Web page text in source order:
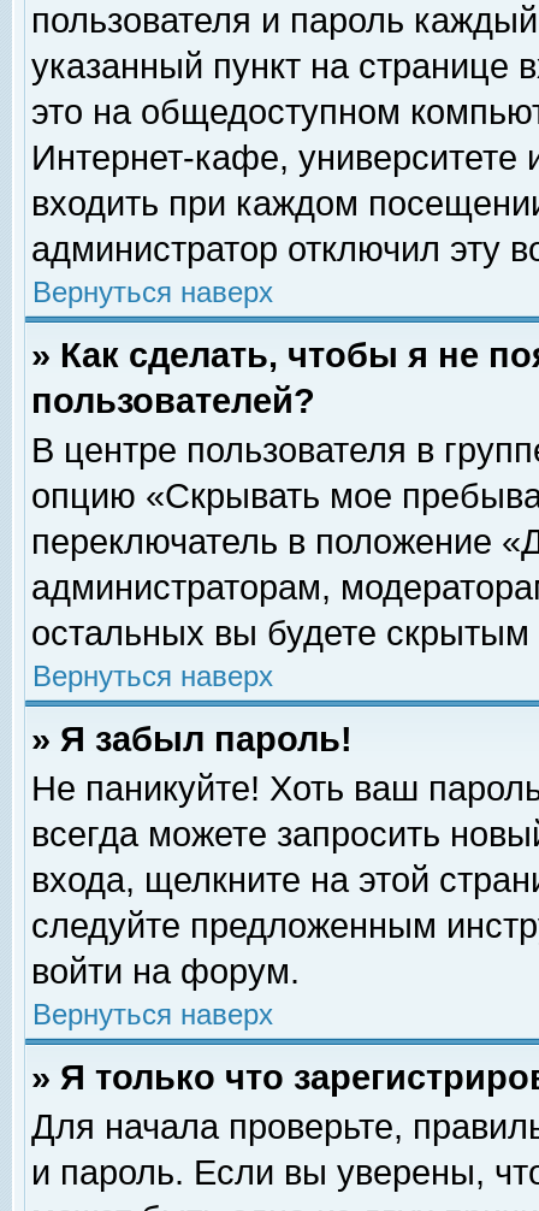
пользователя и пароль
указанный пункт на
это на общедоступном
Интернет-кафе, университете
входить при каждом
администратор отключил эту
Вернуться наверх
» Как сделать, чтобы я не
пользователей?
В центре пользователя в
опцию «Скрывать мое
переключатель в положение
администраторам,
остальных вы будете скрытым
Вернуться наверх
» Я забыл пароль!
Не паникуйте! Хоть ваш
всегда можете запросить
входа, щелкните на этой
следуйте предложенным
войти на форум.
Вернуться наверх
» Я только что
Для начала проверьте,
и пароль. Если вы уверены,